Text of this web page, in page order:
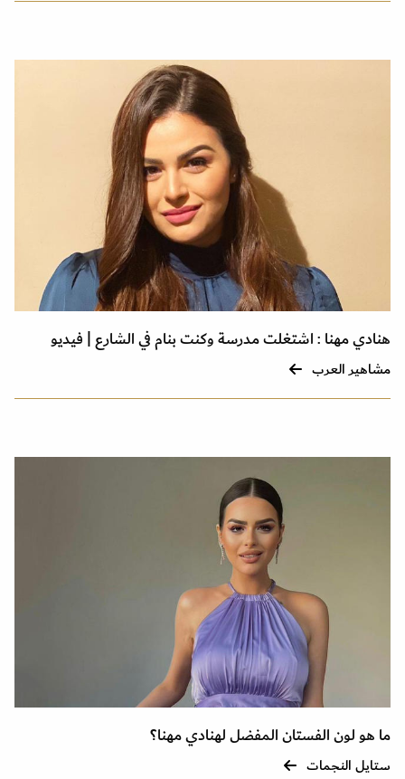
هنادي مهنا : اشتغلت مدرسة وكنت بنام في الشارع | فيديو
مشاهير العرب
ما هو لون الفستان المفضل لهنادي مهنا؟
ستايل النجمات